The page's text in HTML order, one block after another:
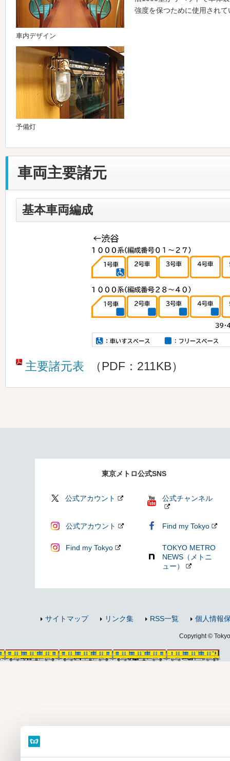
車内デザイン
予備灯
強度を保つために使用され
車両主要諸元
基本車両編成
主要諸元表 （PDF：211KB）
東京メトロ公式SNS
公式アカウント 公式チャンネル
公式アカウント Find my Tokyo
Find my Tokyo
TOKYO METRO
NEWS（メトニ
ュー）
サイトマップ リンク集 RSS一覧 個人情報
Copyright ©